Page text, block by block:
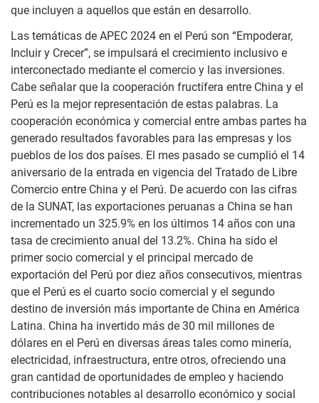
que incluyen a aquellos que están en desarrollo.
Las temáticas de APEC 2024 en el Perú son “Empoderar,
Incluir y Crecer”, se impulsará el crecimiento inclusivo e
interconectado mediante el comercio y las inversiones.
Cabe señalar que la cooperación fructífera entre China y el
Perú es la mejor representación de estas palabras. La
cooperación económica y comercial entre ambas partes ha
generado resultados favorables para las empresas y los
pueblos de los dos países. El mes pasado se cumplió el 14
aniversario de la entrada en vigencia del Tratado de Libre
Comercio entre China y el Perú. De acuerdo con las cifras
de la SUNAT, las exportaciones peruanas a China se han
incrementado un 325.9% en los últimos 14 años con una
tasa de crecimiento anual del 13.2%. China ha sido el
primer socio comercial y el principal mercado de
exportación del Perú por diez años consecutivos, mientras
que el Perú es el cuarto socio comercial y el segundo
destino de inversión más importante de China en América
Latina. China ha invertido más de 30 mil millones de
dólares en el Perú en diversas áreas tales como minería,
electricidad, infraestructura, entre otros, ofreciendo una
gran cantidad de oportunidades de empleo y haciendo
contribuciones notables al desarrollo económico y social